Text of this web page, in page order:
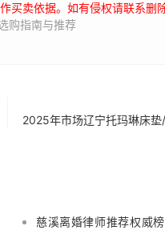
买卖依据。如有侵权请联系删除
购指南与推荐
2025年市场辽宁托玛琳床
慈溪离婚律师推荐权威